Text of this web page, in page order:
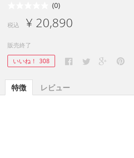
(0)
税込 ¥ 20,890
販売終了
いいね！ 308
特徴 レビュー